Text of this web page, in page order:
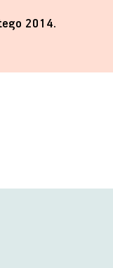
2014.